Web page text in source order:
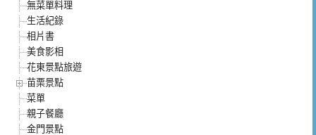
無菜單料理
生活紀錄
相片書
美食影相
花東景點旅遊
苗栗景點
菜單
親子餐廳
金門景點